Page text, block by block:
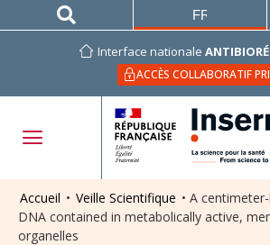
Interface nationale
ACCÈS COLLABORATIF
FRANÇAIS
Accueil • Veille Scientifique • A
DNA contained in metabolically active,
organelles